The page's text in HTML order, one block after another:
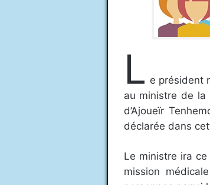
L e président
au ministre de la
d’Ajoueïr
déclarée dans
Le ministre ira
mission